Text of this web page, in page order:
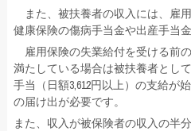
また、被扶養者の収入には、雇
健康保険の傷病手当金や出産手当
雇用保険の失業給付を受ける前
満たしている場合は被扶養者とし
手当（日額3,612円以上）の支給が
の届け出が必要です。
また、収入が被保険者の収入の半